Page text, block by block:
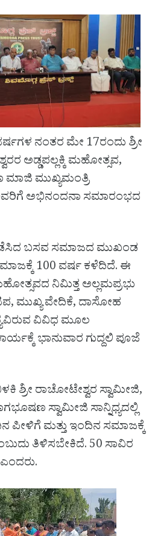
ನಂತರ ಮೇ 17ರಂದು ಶ್ರೀ
ಅಡ್ಡಪಲ್ಲಕ್ಕಿ ಮಹೋತ್ಸವ,
ಮಾಜಿ ಮುಖ್ಯಮಂತ್ರಿ
ಅಭಿನಂದನಾ ಸಮಾರಂಭದ
ಬಸವ ಸಮಾಜದ ಮುಖಂಡ
100 ವರ್ಷ ಕಳೆದಿದೆ. ಈ
ನಿಮಿತ್ತ ಅಲ್ಲಮಪ್ರಭು
ಮುಖ್ಯ ವೇದಿಕೆ, ದಾಸೋಹ
ವಿವಿಧ ಮೂಲ
ಭಾನುವಾರ ಗುದ್ದಲಿ ಪೂಜೆ
ಶ್ರೀ ರಾಚೋಟೇಶ್ವರ ಸ್ವಾಮೀಜಿ,
ಸ್ವಾಮೀಜಿ ಸಾನ್ನಿಧ್ಯದಲ್ಲಿ
ಪೀಳಿಗೆ ಮತ್ತು ಇಂದಿನ ಸಮಾಜಕ್ಕೆ
ತಿಳಿಸಬೇಕಿದೆ. 50 ಸಾವಿರ